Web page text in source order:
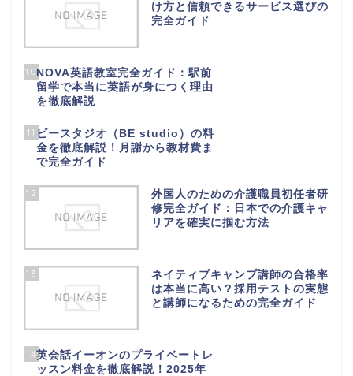
け方と信頼できるサービス選びの
完全ガイド
10NOVA英語教室完全ガイド：駅前
留学で本当に英語が身につく理由
を徹底解説
11 ビースタジオ（BE studio）の料
金を徹底解説！月謝から教材費ま
で完全ガイド
12
外国人のための介護職員初任者研
修完全ガイド：日本での介護キャ
リアを確実に掴む方法
13
ネイティブキャンプ講師の合格率
は本当に高い？採用テストの実態
と講師になるための完全ガイド
14英会話イーオンのプライベートレ
ッスン料金を徹底解説！2025年